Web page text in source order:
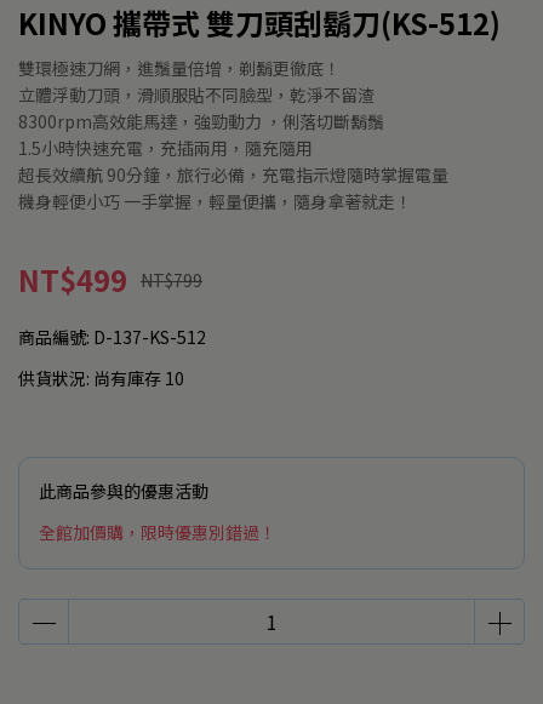
KINYO 攜帶式 雙刀頭刮鬍刀(KS-512)
雙環極速刀網，進鬚量倍增，剃鬍更徹底！
立體浮動刀頭，滑順服貼不同臉型，乾淨不留渣
8300rpm高效能馬達，強勁動力 ，俐落切斷鬍鬚
1.5小時快速充電，充插兩用，隨充隨用
超長效續航 90分鐘，旅行必備，充電指示燈隨時掌握電量
機身輕便小巧 一手掌握，輕量便攜，隨身拿著就走！
NT$499 NT$799
商品編號: D-137-KS-512
供貨狀況: 尚有庫存 10
此商品參與的優惠活動
全館加價購，限時優惠別錯過！